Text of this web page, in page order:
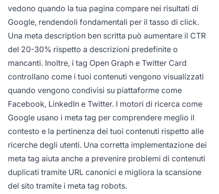
vedono quando la tua pagina compare nei risultati di
Google, rendendoli fondamentali per il tasso di click.
Una meta description ben scritta può aumentare il CTR
del 20-30% rispetto a descrizioni predefinite o
mancanti. Inoltre, i tag Open Graph e Twitter Card
controllano come i tuoi contenuti vengono visualizzati
quando vengono condivisi su piattaforme come
Facebook, LinkedIn e Twitter. I motori di ricerca come
Google usano i meta tag per comprendere meglio il
contesto e la pertinenza dei tuoi contenuti rispetto alle
ricerche degli utenti. Una corretta implementazione dei
meta tag aiuta anche a prevenire problemi di contenuti
duplicati tramite URL canonici e migliora la scansione
del sito tramite i meta tag robots.